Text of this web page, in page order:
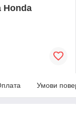
Honda
Умови